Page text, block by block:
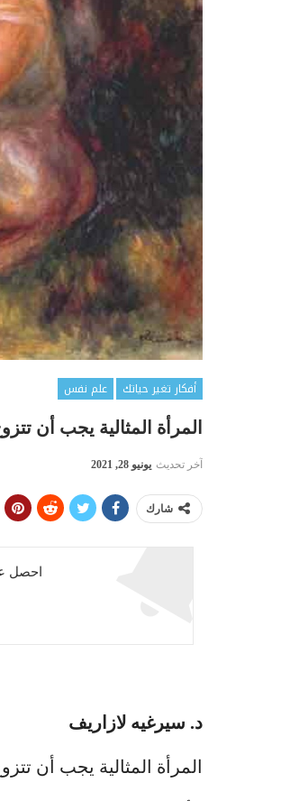
أفكار تغير حياتك
علم نفس
المرأة المثالية يجب أن
آخر تحديث يونيو 28, 2021
شارك
احصل
د. سيرغيه لازاريف
المرأة المثالية يجب أن